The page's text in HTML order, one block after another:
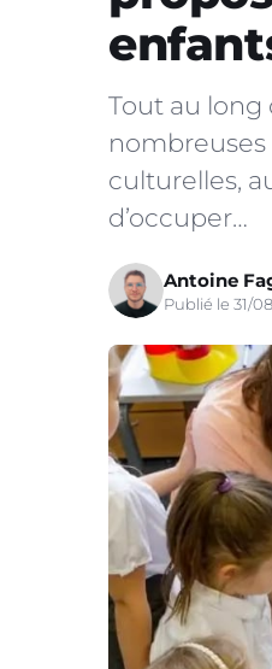
Tout au long
nombreuses
culturelles,
d’occuper…
Antoine
Publié le 31/